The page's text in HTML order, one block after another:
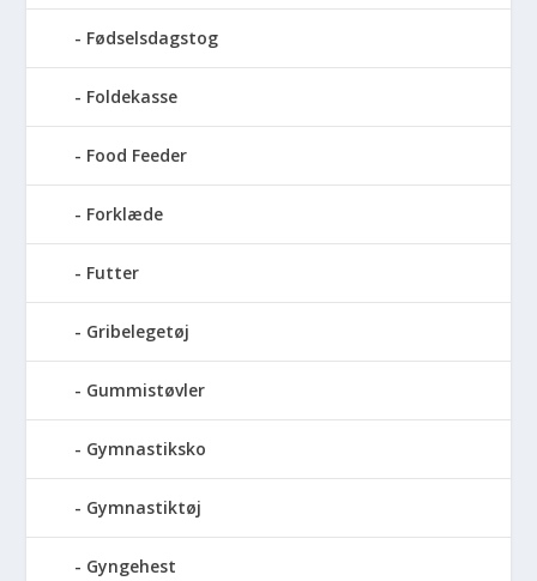
Fødselsdagstog
Foldekasse
Food Feeder
Forklæde
Futter
Gribelegetøj
Gummistøvler
Gymnastiksko
Gymnastiktøj
Gyngehest